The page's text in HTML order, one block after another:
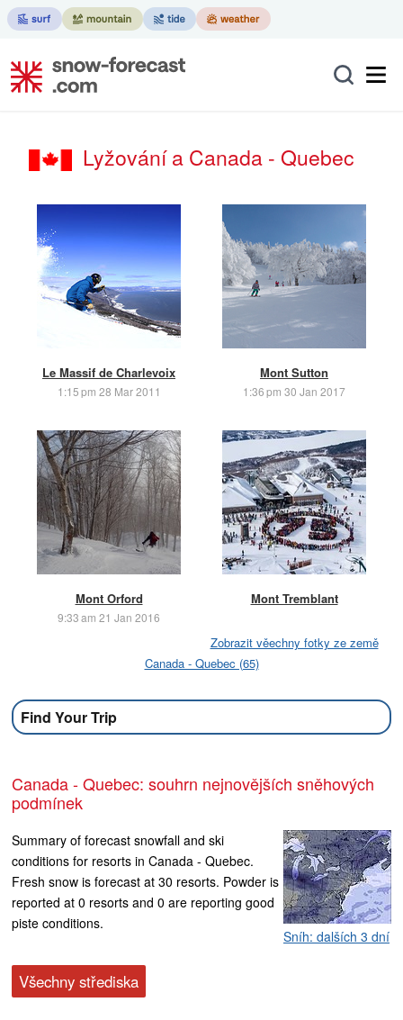
Lyžování a Canada - Quebec
Le Massif de Charlevoix
1:15 pm 28 Mar 2011
Mont Sutton
1:36 pm 30 Jan 2017
Mont Orford
9:33 am 21 Jan 2016
Mont Tremblant
Zobrazit věechny fotky ze země
Canada - Quebec (65)
Find Your Trip
Canada - Quebec: souhrn nejnovějších sněhových
podmínek
Sníh: dalších 3 dní
Summary of forecast snowfall and ski
conditions for resorts in Canada - Quebec.
Fresh snow is forecast at 30 resorts. Powder is
reported at 0 resorts and 0 are reporting good
piste conditions.
Všechny střediska